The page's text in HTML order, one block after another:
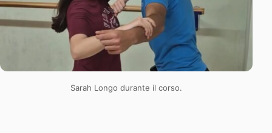
Sarah Longo durante il corso.